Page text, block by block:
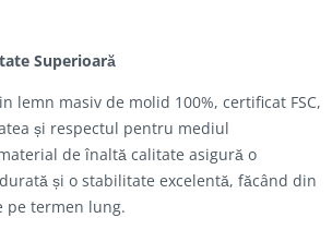
Superioară
lemn masiv de molid 100%, certificat FSC,
și respectul pentru mediul
de înaltă calitate asigură o
și o stabilitate excelentă, făcând din
pe termen lung.